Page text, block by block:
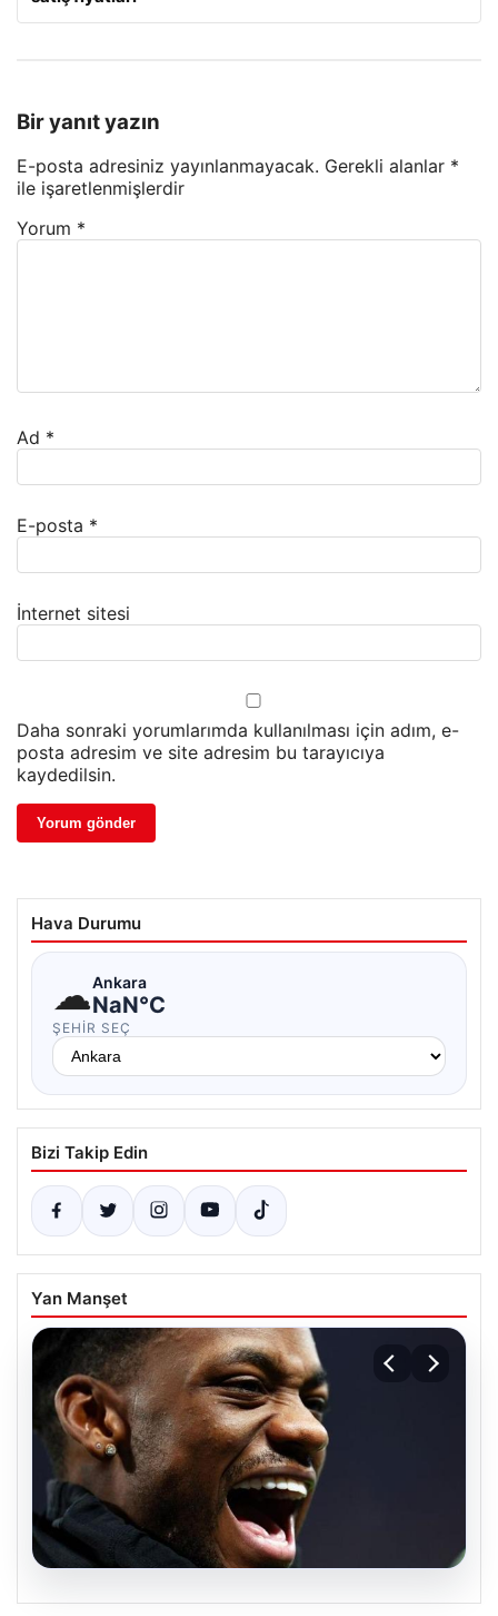
Bir yanıt yazın
E-posta adresiniz yayınlanmayacak. Gerekli alanlar *
ile işaretlenmişlerdir
Yorum *
Ad *
E-posta *
İnternet sitesi
Daha sonraki yorumlarımda kullanılması için adım, e-
posta adresim ve site adresim bu tarayıcıya
kaydedilsin.
Hava Durumu
☁Ankara
NaN°C
ŞEHIR SEÇ
Bizi Takip Edin
Yan Manşet
07.08.2026